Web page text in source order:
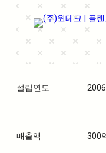
설립연도
매출액 300